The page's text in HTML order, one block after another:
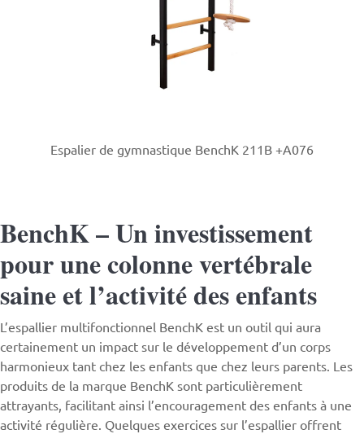
Espalier de gymnastique BenchK 211B +A076
BenchK – Un investissement
pour une colonne vertébrale
saine et l’activité des enfants
L’espallier multifonctionnel BenchK est un outil qui aura
certainement un impact sur le développement d’un corps
harmonieux tant chez les enfants que chez leurs parents. Les
produits de la marque BenchK sont particulièrement
attrayants, facilitant ainsi l’encouragement des enfants à une
activité régulière. Quelques exercices sur l’espallier offrent